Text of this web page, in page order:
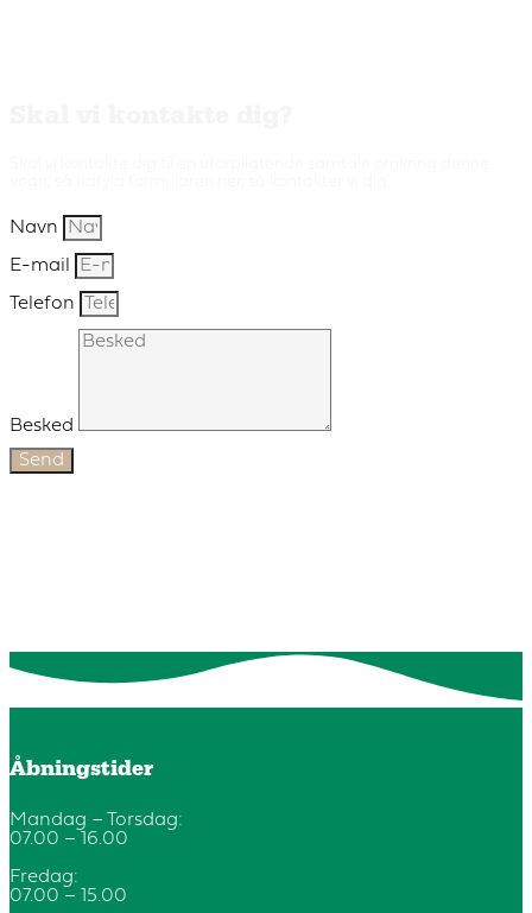
Navn
E-mail
Telefon
Besked
Send
Åbningstider
Mandag – Torsdag:
07.00 – 16.00
Fredag:
07.00 – 15.00